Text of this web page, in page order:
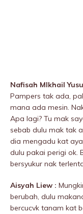
Nafisah MIkhail
Pampers tak ada,
mana ada mesin.
Apa lagi? Tu mak
sebab dulu mak tak
dia mengadu kat
dulu pakai perigi ok.
bersyukur nak
Aisyah Liew :
berubah, dulu
bercucvk tanam kat